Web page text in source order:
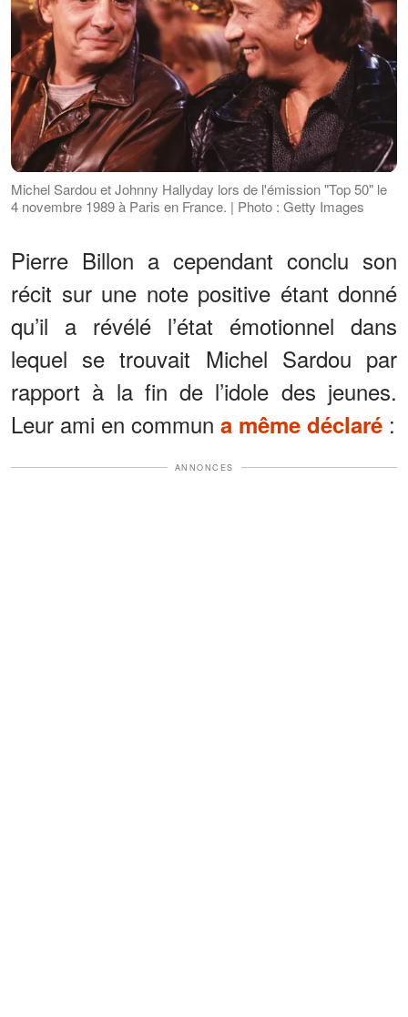
Michel Sardou et Johnny Hallyday lors de l'émission "Top 50" le
4 novembre 1989 à Paris en France. | Photo : Getty Images
Pierre Billon a cependant conclu son
récit sur une note positive étant donné
qu’il a révélé l’état émotionnel dans
lequel se trouvait Michel Sardou par
rapport à la fin de l’idole des jeunes.
Leur ami en commun a même déclaré :
ANNONCES